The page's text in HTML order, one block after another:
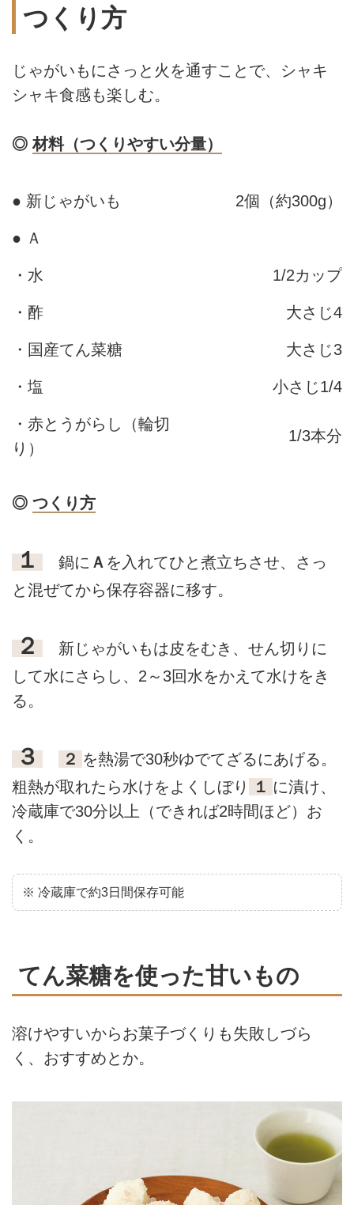
つくり方
じゃがいもにさっと火を通すことで、シャキ
シャキ食感も楽しむ。
◎材料（つくりやすい分量）
● 新じゃがいも 2個（約300g）
● Ａ
・水 1/2カップ
・酢 大さじ4
・国産てん菜糖 大さじ3
・塩 小さじ1/4
・赤とうがらし（輪切
り）
1/3本分
◎ つくり方
１ 鍋に Ａ を入れてひと煮立ちさせ、さっ
と混ぜてから保存容器に移す。
２
新じゃがいもは皮をむき、せん切りに
して水にさらし、2～3回水をかえて水けをき
る。
３ ２ を熱湯で30秒ゆでてざるにあげる。
粗熱が取れたら水けをよくしぼり
１ に漬け、
冷蔵庫で30分以上（できれば2時間ほど）お
く。
※ 冷蔵庫で約3日間保存可能
てん菜糖を使った甘いもの
溶けやすいからお菓子づくりも失敗しづら
く、おすすめとか。